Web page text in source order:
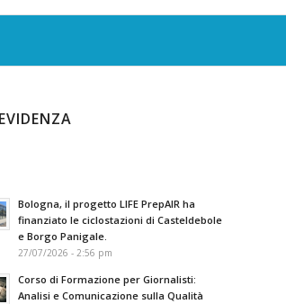
Bologna, il progetto LIFE PrepAIR ha
finanziato le ciclostazioni di Casteldebole
e Borgo Panigale.
27/07/2026 - 2:56 pm
Corso di Formazione per Giornalisti:
Analisi e Comunicazione sulla Qualità